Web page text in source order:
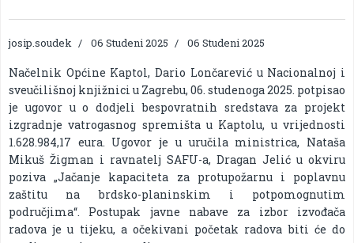
josip.soudek 06 Studeni 2025 06 Studeni 2025
Načelnik Općine Kaptol, Dario Lončarević u Nacionalnoj i
sveučilišnoj knjižnici u Zagrebu, 06. studenoga 2025. potpisao
je ugovor u o dodjeli bespovratnih sredstava za projekt
izgradnje vatrogasnog spremišta u Kaptolu, u vrijednosti
1.628.984,17 eura. Ugovor je u uručila ministrica, Nataša
Mikuš Žigman i ravnatelj SAFU-a, Dragan Jelić u okviru
poziva „Jačanje kapaciteta za protupožarnu i poplavnu
zaštitu na brdsko-planinskim i potpomognutim
područjima“. Postupak javne nabave za izbor izvođača
radova je u tijeku, a očekivani početak radova biti će do